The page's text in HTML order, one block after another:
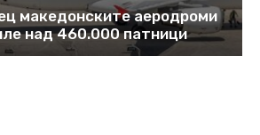
македонските аеродроми
над 460.000 патници